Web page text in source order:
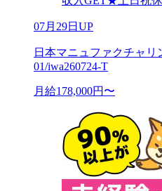
07月29日UP
日本マニュファクチャ
01/iwa260724-T
月給178,000円〜